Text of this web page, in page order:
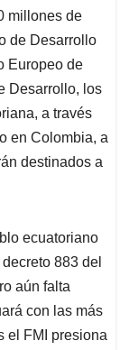
millones de
de Desarrollo
Europeo de
Desarrollo, los
a través
en Colombia, a
destinados a
ecuatoriano
883 del
aún falta
con las más
el FMI presiona